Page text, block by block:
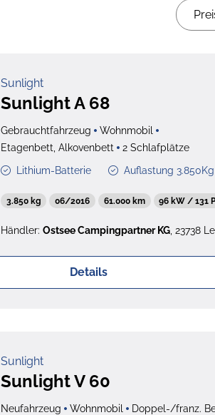
Sunlight
Sunlight A 68
Gebrauchtfahrzeug
Wohnmobil
Etagenbett, Alkovenbett
2 Schlafplätze
Lithium-Batterie Auflastung 3.850Kg
3.850 kg 06/2016 61.000 km 96 kW / 131
Händler: Ostsee Campingpartner KG, 23738
Details
Sunlight
Sunlight V 60
Neufahrzeug Wohnmobil
Doppel-/franz.